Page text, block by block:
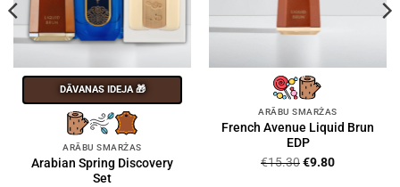
DĀVANAS IDEJA 🎁
ARĀBU SMARŽAS
Arabian Spring Discovery
Set
ARĀBU SMARŽAS
French Avenue Liquid Brun
EDP
€15.30Original
€9.80Current